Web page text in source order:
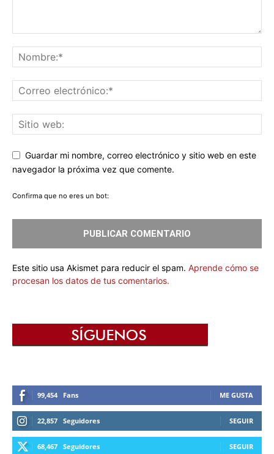
Guardar mi nombre, correo electrónico y sitio web en este
navegador la próxima vez que comente.
Confirma que no eres un bot:
Este sitio usa Akismet para reducir el spam. Aprende cómo se
procesan los datos de tus comentarios.
99,454 Fans ME GUSTA
22,857 Seguidores SEGUIR
68,467 Seguidores SEGUIR